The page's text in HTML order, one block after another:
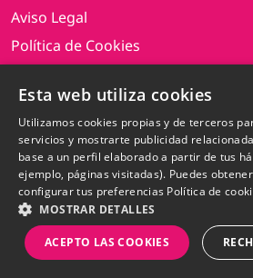
Aviso Legal
Política de Cookies
Blog
Las Recetas de Toshiko
Contacto
SORTEO “SORTEO CAMISETA
MUNDIAL 2026”
SIGUENOS
Esta web utiliza cookies
Utilizamos cookies propias y de terceros
servicios y mostrarte publicidad
base a un perfil elaborado a partir de tus
ejemplo, páginas visitadas). Puedes
configurar tus preferencias Política de
MOSTRAR DETALLES
ACEPTO LAS COOKIES